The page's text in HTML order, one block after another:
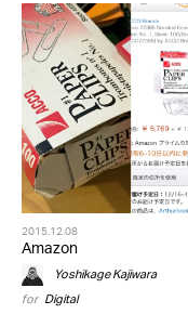
2015.12.08
Amazon
Yoshikage Kajiwara
for Digital